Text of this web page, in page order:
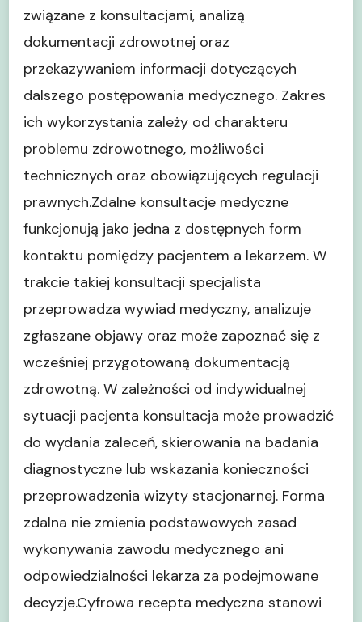
związane z konsultacjami, analizą
dokumentacji zdrowotnej oraz
przekazywaniem informacji dotyczących
dalszego postępowania medycznego. Zakres
ich wykorzystania zależy od charakteru
problemu zdrowotnego, możliwości
technicznych oraz obowiązujących regulacji
prawnych.Zdalne konsultacje medyczne
funkcjonują jako jedna z dostępnych form
kontaktu pomiędzy pacjentem a lekarzem. W
trakcie takiej konsultacji specjalista
przeprowadza wywiad medyczny, analizuje
zgłaszane objawy oraz może zapoznać się z
wcześniej przygotowaną dokumentacją
zdrowotną. W zależności od indywidualnej
sytuacji pacjenta konsultacja może prowadzić
do wydania zaleceń, skierowania na badania
diagnostyczne lub wskazania konieczności
przeprowadzenia wizyty stacjonarnej. Forma
zdalna nie zmienia podstawowych zasad
wykonywania zawodu medycznego ani
odpowiedzialności lekarza za podejmowane
decyzje.Cyfrowa recepta medyczna stanowi